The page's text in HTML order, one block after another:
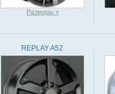
Размеры »
REPLAY A52